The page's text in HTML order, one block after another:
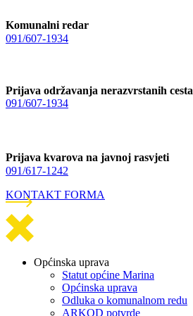
Komunalni redar
091/607-1934
Prijava održavanja nerazvrstanih cesta
091/607-1934
Prijava kvarova na javnoj rasvjeti
091/617-1242
KONTAKT FORMA
Općinska uprava
Statut općine Marina
Općinska uprava
Odluka o komunalnom redu
ARKOD potvrde